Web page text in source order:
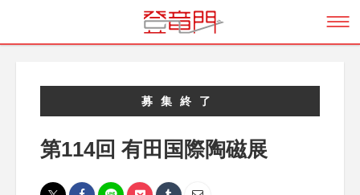
募集終了
第114回 有田国際陶磁展